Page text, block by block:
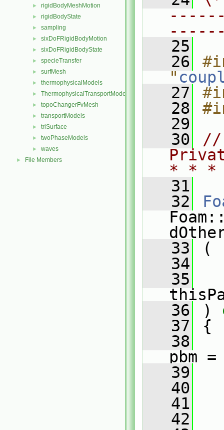
► rigidBodyMeshMotion
► rigidBodyState
► sampling
► sixDoFRigidBodyMotion
► sixDoFRigidBodyState
► specieTransfer
► surfMesh
► thermophysicalModels
► ThermophysicalTransportModels
► topoChangerFvMesh
► transportModels
► triSurface
► twoPhaseModels
► waves
► File Members
   25
   26
"
   27
   28
   29
   30
//
* *
   31
   32
   33
(
   34
   35
   36
)
   37
{
   38
pbm
   39
   40
   41
   42